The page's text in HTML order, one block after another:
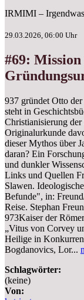
IRMIMI –
29.03.2026, 06:00 Uhr
#69:
937 gründet Otto
steht in
Christianisierung
Originalurkunde
dieser Mythos über
daran? Ein
und dunkler
Links und Quellen
Slawen.
Befunde", in:
Reise. Stephan
973Kaiser der
„Vitus von Corvey
Heilige in
Bogdanovics, Lor...
Schlagwörter:
(keine)
Von: